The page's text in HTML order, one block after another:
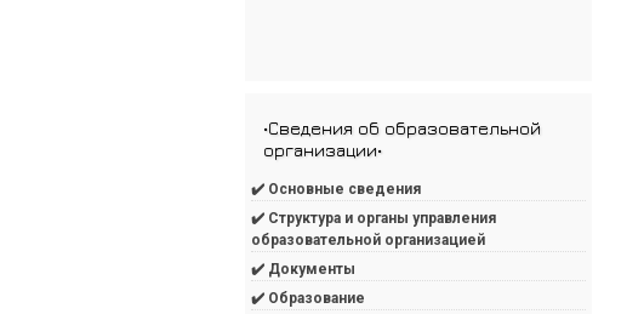
•Сведения об образовательной
организации•
✔️ Основные сведения
✔️ Структура и органы управления
образовательной организацией
✔️ Документы
✔️ Образование